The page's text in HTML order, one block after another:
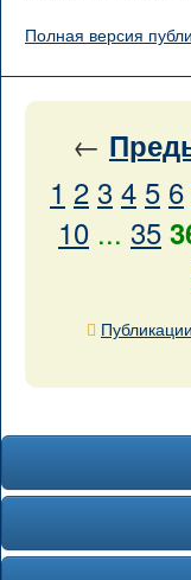
Полная версия
←
1 2 3 4 5 6
10 ... 35